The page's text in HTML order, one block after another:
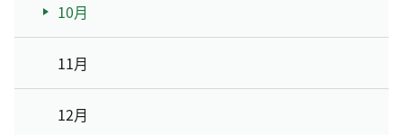
10月
11月
12月